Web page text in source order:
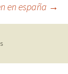
en españa →